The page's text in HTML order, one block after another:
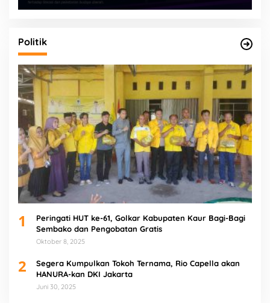
Politik
1
Peringati HUT ke-61, Golkar Kabupaten Kaur Bagi-Bagi
Sembako dan Pengobatan Gratis
Oktober 8, 2025
2
Segera Kumpulkan Tokoh Ternama, Rio Capella akan
HANURA-kan DKI Jakarta
Juni 30, 2025